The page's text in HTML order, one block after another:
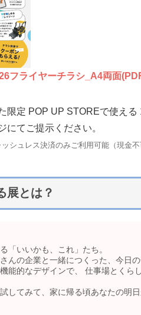
フライヤーチラシ_A4両面
限定 POP UP STOREで使える
にてご提示ください。
シュレス決済のみご利用可能（現金不
展とは？
「いいかも、これ」たち。
んの企業と一緒につくった、今日の
能的なデザインで、 仕事場とくら
してみて、家に帰る頃あなたの明